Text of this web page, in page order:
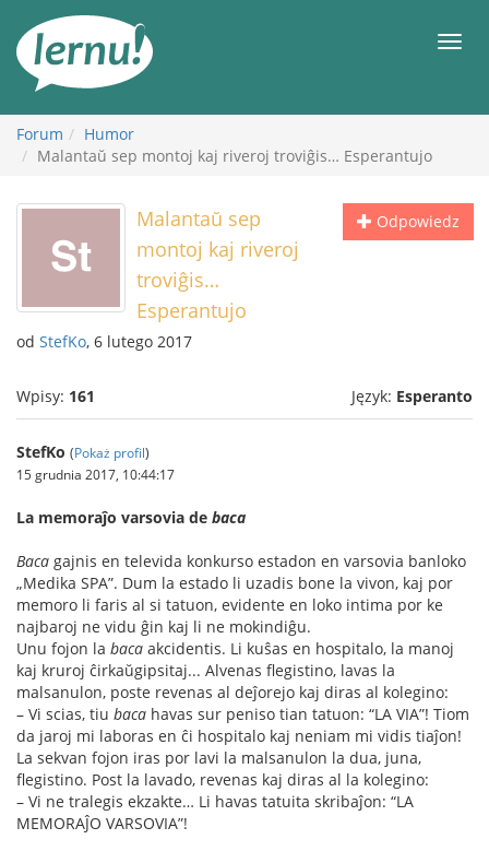
Forum
Humor
Malantaŭ sep montoj kaj riveroj troviĝis… Esperantujo
Odpowiedz
Malantaŭ sep
montoj kaj riveroj
troviĝis…
Esperantujo
od StefKo, 6 lutego 2017
Wpisy: 161 Język: Esperanto
StefKo (Pokaż profil)
15 grudnia 2017, 10:44:17
La memoraĵo varsovia de baca
Baca gajnis en televida konkurso estadon en varsovia banloko
„Medika SPA”. Dum la estado li uzadis bone la vivon, kaj por
memoro li faris al si tatuon, evidente en loko intima por ke
najbaroj ne vidu ĝin kaj li ne mokindiĝu.
Unu fojon la baca akcidentis. Li kuŝas en hospitalo, la manoj
kaj kruroj ĉirkaŭgipsitaj... Alvenas flegistino, lavas la
malsanulon, poste revenas al deĵorejo kaj diras al kolegino:
– Vi scias, tiu baca havas sur peniso tian tatuon: “LA VIA”! Tiom
da jaroj mi laboras en ĉi hospitalo kaj neniam mi vidis tiaĵon!
La sekvan fojon iras por lavi la malsanulon la dua, juna,
flegistino. Post la lavado, revenas kaj diras al la kolegino:
– Vi ne tralegis ekzakte… Li havas tatuita skribaĵon: “LA
MEMORAĴO VARSOVIA”!